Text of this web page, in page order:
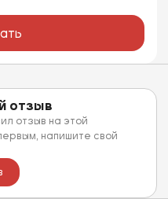
отзыв
отзыв на этой
напишите свой